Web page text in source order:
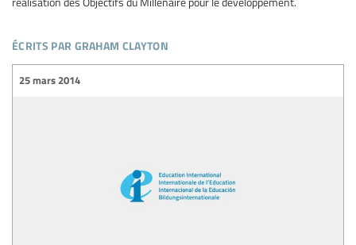
écrits par graham clayton
25 mars 2014